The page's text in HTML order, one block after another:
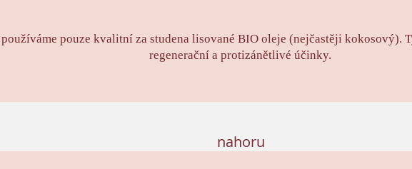
pouze kvalitní za studena lisované BIO oleje (nejčastěji kokosový).
regenerační a protizánětlivé účinky.
nahoru